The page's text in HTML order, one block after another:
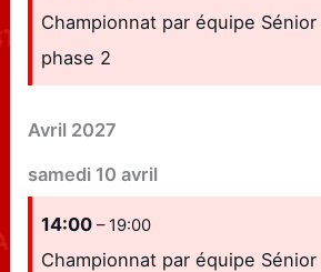
Championnat par équipe
phase 2
Avril 2027
samedi 10 avril
14:00– 19:00
Championnat par équipe